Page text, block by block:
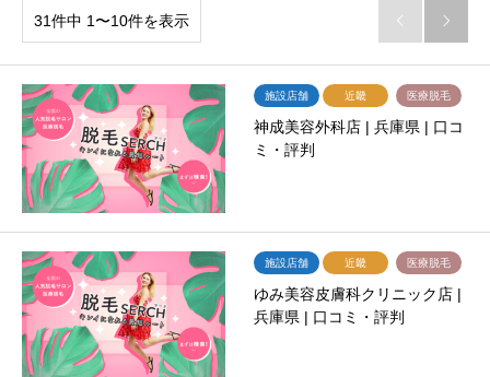
31件中 1〜10件を表示  
施設店舗 近畿 医療脱毛
神成美容外科店 | 兵庫県 | 口コ
ミ・評判
施設店舗 近畿 医療脱毛
ゆみ美容皮膚科クリニック店 |
兵庫県 | 口コミ・評判